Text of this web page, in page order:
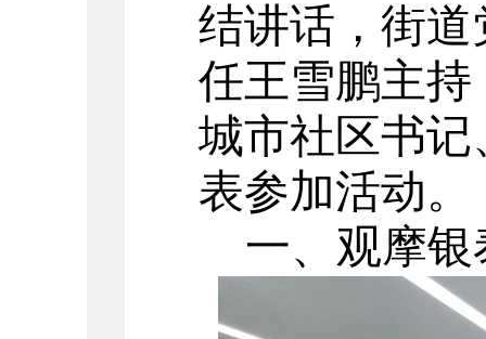
结讲话，街
任王雪鹏主
城市社区书
表参加活动。
一、 观摩